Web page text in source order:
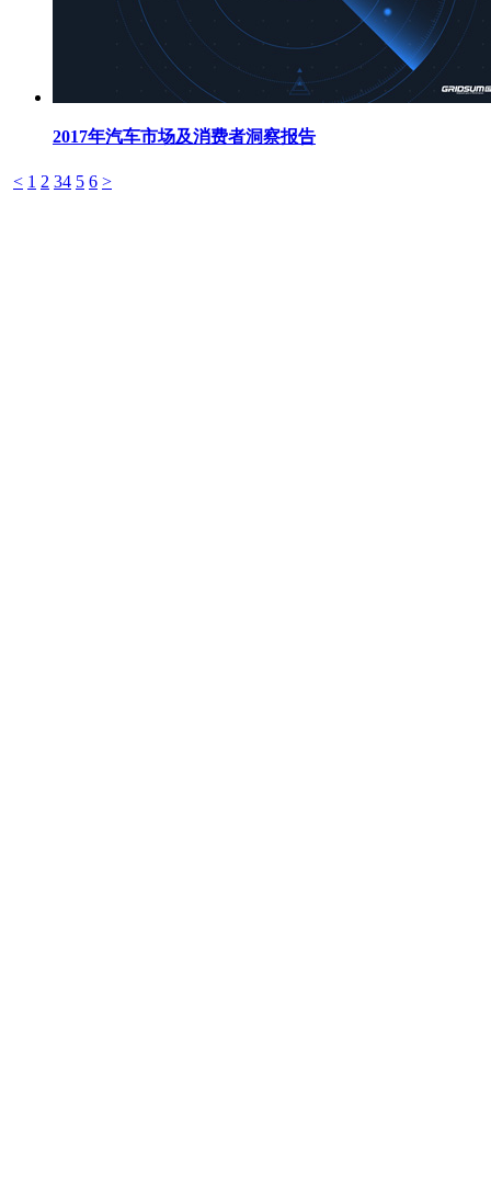
2017年汽车市场及消费者洞察报告
< 1 2 34 5 6 >